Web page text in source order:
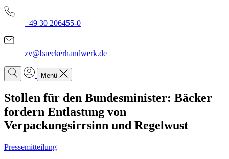
+49 30 206455-0
zv@baeckerhandwerk.de
Menü
Stollen für den Bundesminister: Bäcker
fordern Entlastung von
Verpackungsirrsinn und Regelwust
Pressemitteilung